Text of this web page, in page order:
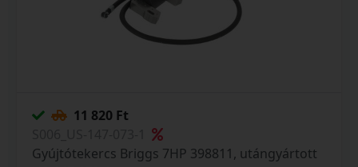
11 820 Ft
Gyújtótekercs Briggs 7HP 398811, utángyártott